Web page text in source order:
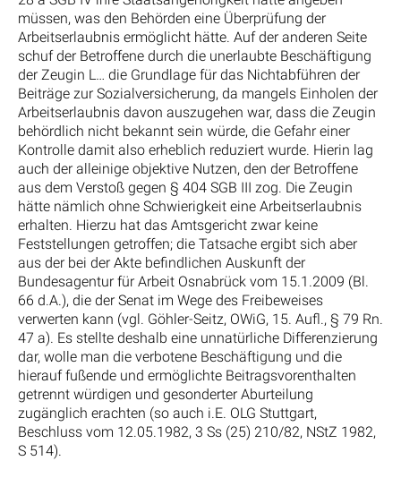
müssen, was den Behörden eine Überprüfung der
Arbeitserlaubnis ermöglicht hätte. Auf der anderen Seite
schuf der Betroffene durch die unerlaubte Beschäftigung
der Zeugin L… die Grundlage für das Nichtabführen der
Beiträge zur Sozialversicherung, da mangels Einholen der
Arbeitserlaubnis davon auszugehen war, dass die Zeugin
behördlich nicht bekannt sein würde, die Gefahr einer
Kontrolle damit also erheblich reduziert wurde. Hierin lag
auch der alleinige objektive Nutzen, den der Betroffene
aus dem Verstoß gegen § 404 SGB III zog. Die Zeugin
hätte nämlich ohne Schwierigkeit eine Arbeitserlaubnis
erhalten. Hierzu hat das Amtsgericht zwar keine
Feststellungen getroffen; die Tatsache ergibt sich aber
aus der bei der Akte befindlichen Auskunft der
Bundesagentur für Arbeit Osnabrück vom 15.1.2009 (Bl.
66 d.A.), die der Senat im Wege des Freibeweises
verwerten kann (vgl. Göhler-Seitz, OWiG, 15. Aufl., § 79 Rn.
47 a). Es stellte deshalb eine unnatürliche Differenzierung
dar, wolle man die verbotene Beschäftigung und die
hierauf fußende und ermöglichte Beitragsvorenthalten
getrennt würdigen und gesonderter Aburteilung
zugänglich erachten (so auch i.E. OLG Stuttgart,
Beschluss vom 12.05.1982, 3 Ss (25) 210/82, NStZ 1982,
S 514).